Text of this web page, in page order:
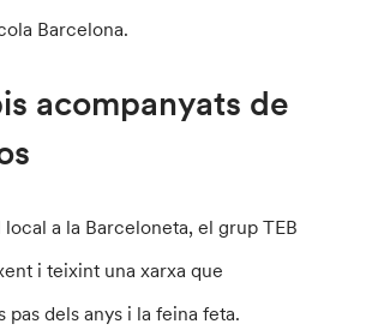
Barcelona.
acompanyats de
local a la Barceloneta, el grup TEB
i teixint una xarxa que
pas dels anys i la feina feta.